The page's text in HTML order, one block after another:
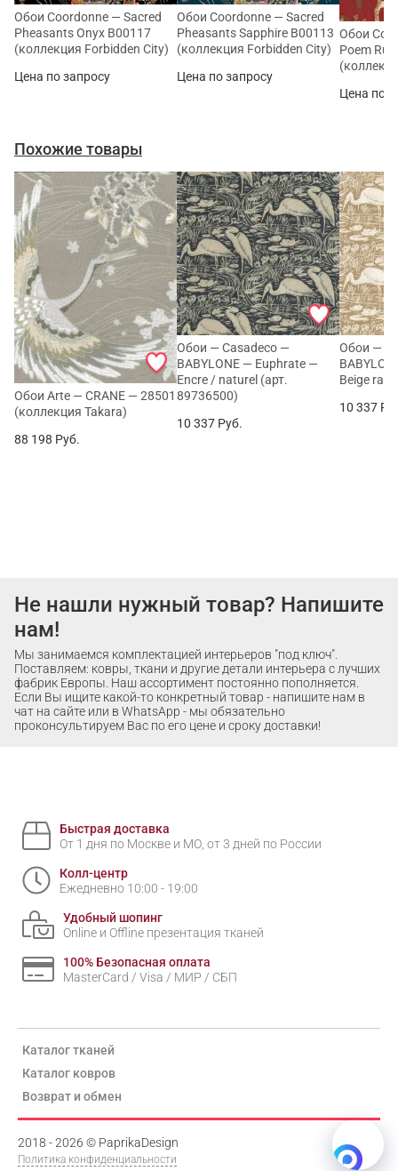
Обои Coordonne — Sacred
Pheasants Onyx B00117
(коллекция Forbidden City)
Цена по запросу
Обои Coordonne — Sacred
Pheasants Sapphire B00113
(коллекция Forbidden City)
Цена по запросу
Обои
Poem
Цена по
Похожие товары
Обои Arte — CRANE — 28501
(коллекция Takara)
88 198 Руб.
Обои — Casadeco —
BABYLONE — Euphrate —
Encre / naturel (арт.
89736500)
10 337 Руб.
Обои —
Beige
10 337
Не нашли нужный товар? Напишите
нам!
Мы занимаемся комплектацией интерьеров "под ключ".
Поставляем: ковры, ткани и другие детали интерьера с лучших
фабрик Европы. Наш ассортимент постоянно пополняется.
Если Вы ищите какой-то конкретный товар - напишите нам в
чат на сайте или в WhatsApp - мы обязательно
проконсультируем Вас по его цене и сроку доставки!
Быстрая доставка
От 1 дня по Москве и МО, от 3 дней по России
Колл-центр
Ежедневно 10:00 - 19:00
Удобный шопинг
Online и Offline презентация тканей
100% Безопасная оплата
MasterCard / Visa / МИР / СБП
Каталог тканей
Каталог ковров
Возврат и обмен
2018 - 2026 © PaprikaDesign
Политика конфиденциальности